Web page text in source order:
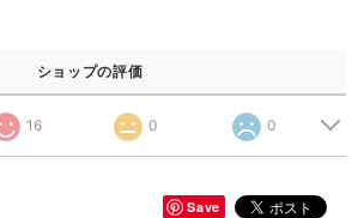
ショップの評価
16 0 0
Save